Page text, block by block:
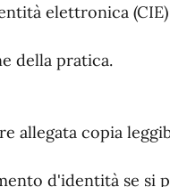
elettronica
della pratica.
allegata copia
d'identità se si